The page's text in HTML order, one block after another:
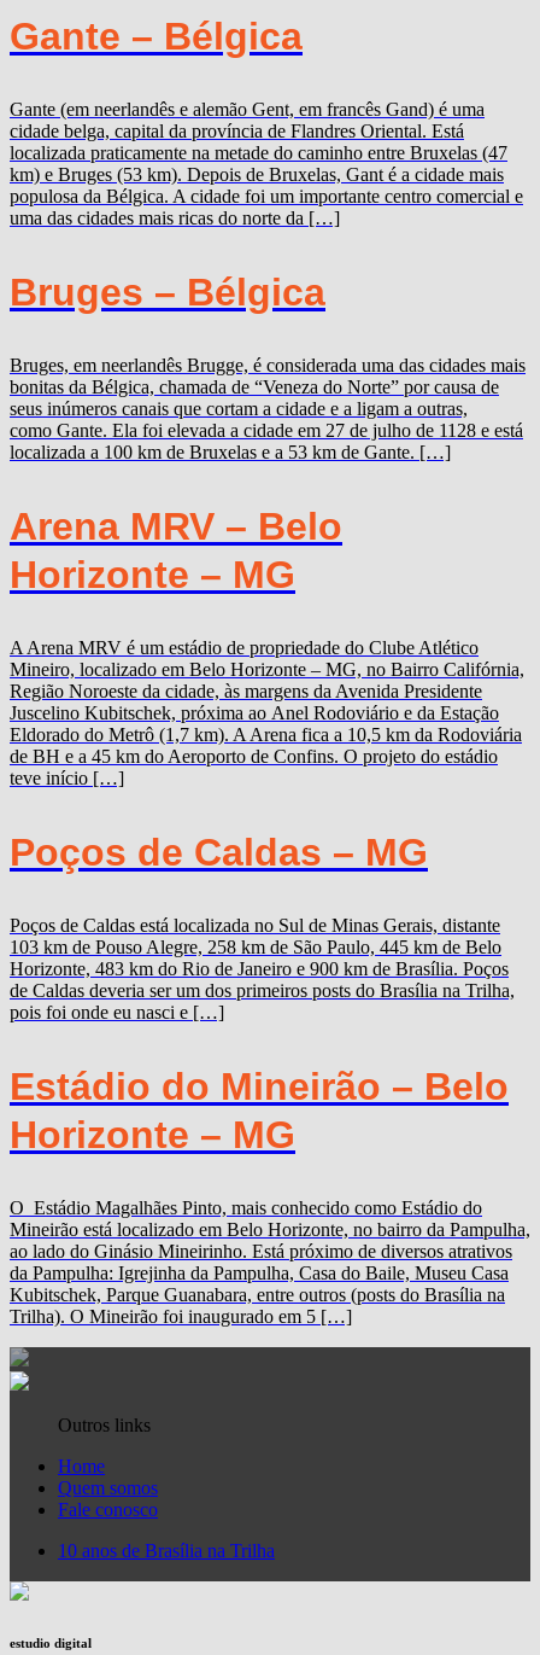
Gante – Bélgica
Gante (em neerlandês e alemão Gent, em francês Gand) é uma
cidade belga, capital da província de Flandres Oriental. Está
localizada praticamente na metade do caminho entre Bruxelas (47
km) e Bruges (53 km). Depois de Bruxelas, Gant é a cidade mais
populosa da Bélgica. A cidade foi um importante centro comercial e
uma das cidades mais ricas do norte da […]
Bruges – Bélgica
Bruges, em neerlandês Brugge, é considerada uma das cidades mais
bonitas da Bélgica, chamada de “Veneza do Norte” por causa de
seus inúmeros canais que cortam a cidade e a ligam a outras,
como Gante. Ela foi elevada a cidade em 27 de julho de 1128 e está
localizada a 100 km de Bruxelas e a 53 km de Gante. […]
Arena MRV – Belo
Horizonte – MG
A Arena MRV é um estádio de propriedade do Clube Atlético
Mineiro, localizado em Belo Horizonte – MG, no Bairro Califórnia,
Região Noroeste da cidade, às margens da Avenida Presidente
Juscelino Kubitschek, próxima ao Anel Rodoviário e da Estação
Eldorado do Metrô (1,7 km). A Arena fica a 10,5 km da Rodoviária
de BH e a 45 km do Aeroporto de Confins. O projeto do estádio
teve início […]
Poços de Caldas – MG
Poços de Caldas está localizada no Sul de Minas Gerais, distante
103 km de Pouso Alegre, 258 km de São Paulo, 445 km de Belo
Horizonte, 483 km do Rio de Janeiro e 900 km de Brasília. Poços
de Caldas deveria ser um dos primeiros posts do Brasília na Trilha,
pois foi onde eu nasci e […]
Estádio do Mineirão – Belo
Horizonte – MG
O Estádio Magalhães Pinto, mais conhecido como Estádio do
Mineirão está localizado em Belo Horizonte, no bairro da Pampulha,
ao lado do Ginásio Mineirinho. Está próximo de diversos atrativos
da Pampulha: Igrejinha da Pampulha, Casa do Baile, Museu Casa
Kubitschek, Parque Guanabara, entre outros (posts do Brasília na
Trilha). O Mineirão foi inaugurado em 5 […]
Outros links
Home
Quem somos
Fale conosco
10 anos de Brasília na Trilha
estudio digital